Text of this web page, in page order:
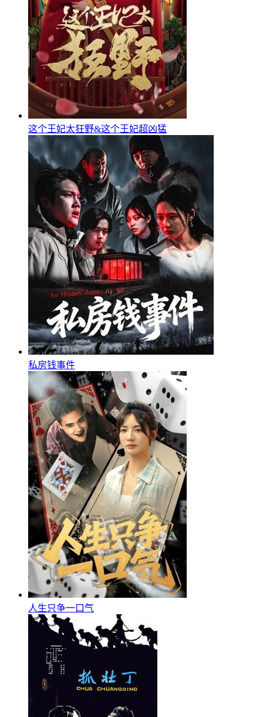
这个王妃太狂野&这个王妃超凶猛
私房钱事件
人生只争一口气